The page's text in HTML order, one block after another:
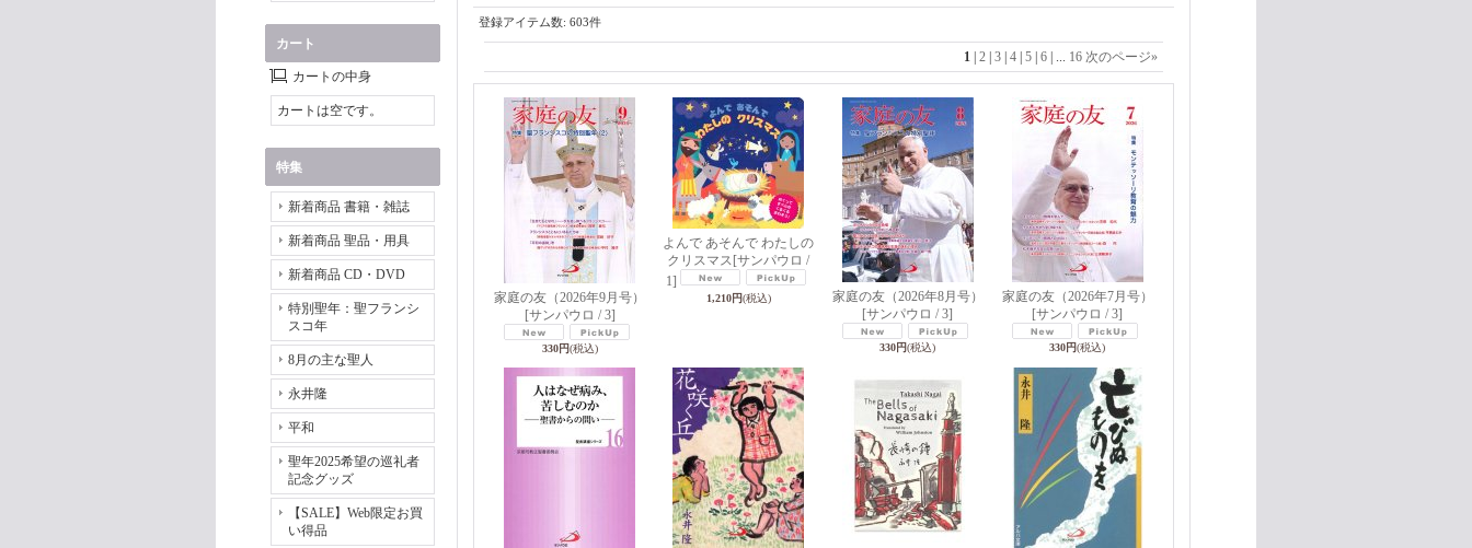
カート
カートの中身
カートは空です。
特集
新着商品 書籍・雑誌
新着商品 聖品・用具
新着商品 CD・DVD
特別聖年：聖フランシ
スコ年
8月の主な聖人
永井隆
平和
聖年2025希望の巡礼者
記念グッズ
【SALE】Web限定お買
い得品
登録アイテム数: 603件
1 2 3 4 5 6 ... 16 次のページ»
家庭の友（2026年9月号）
[サンパウロ / 3]
330円(税込)
よんで あそんで わたしの
クリスマス [サンパウロ /
1]
1,210円(税込)
家庭の友（2026年8月号）
[サンパウロ / 3]
330円(税込)
家庭の友（2026年7月号）
[サンパウロ / 3]
330円(税込)